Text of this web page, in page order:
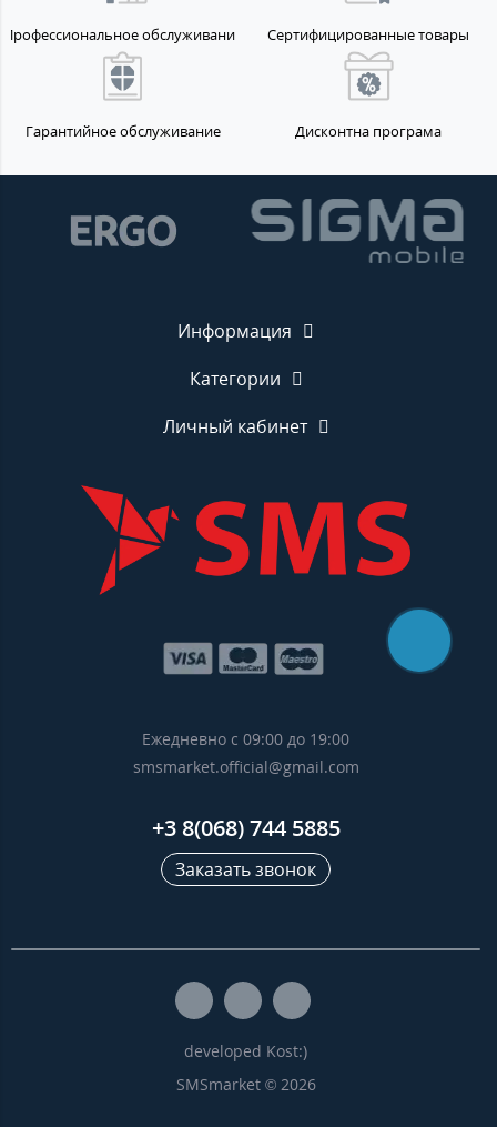
Профессиональное обслуживание Сертифицированные товары
Гарантийное обслуживание Дисконтна програма
Информация
Категории
Личный кабинет
Ежедневно с 09:00 до 19:00
smsmarket.official@gmail.com
+3 8(068) 744 5885
Заказать звонок
SMSmarket © 2026
developed Kost:)